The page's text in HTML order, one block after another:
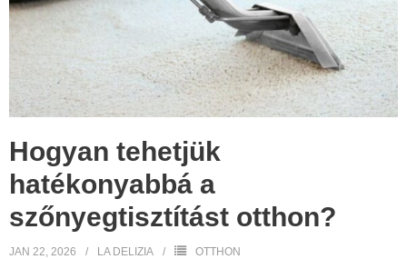
Hogyan tehetjük
hatékonyabbá a
szőnyegtisztítást otthon?
JAN 22, 2026 LA DELIZIA OTTHON